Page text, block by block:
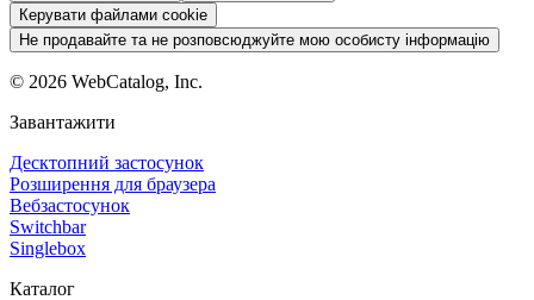
Керувати файлами cookie
Не продавайте та не розповсюджуйте мою особисту інформацію
© 2026 WebCatalog, Inc.
Завантажити
Десктопний застосунок
Розширення для браузера
Вебзастосунок
Switchbar
Singlebox
Каталог